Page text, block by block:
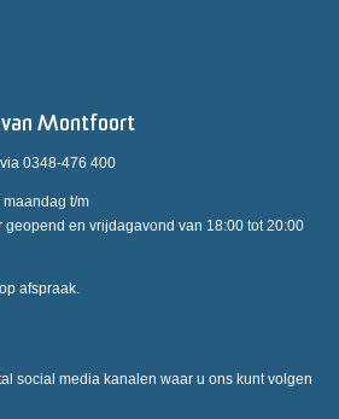
van Montfoort
0348-476 400
t/m
geopend en vrijdagavond van 18:00 tot 20:00
afspraak.
social media kanalen waar u ons kunt volgen